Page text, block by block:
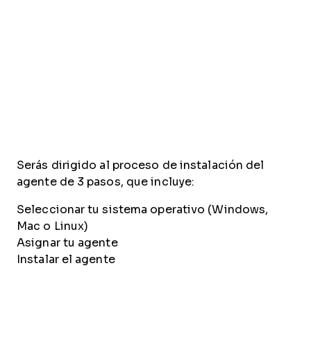
Serás dirigido al proceso de instalación del
agente de 3 pasos, que incluye:
Seleccionar tu sistema operativo (Windows,
Mac o Linux)
Asignar tu agente
Instalar el agente